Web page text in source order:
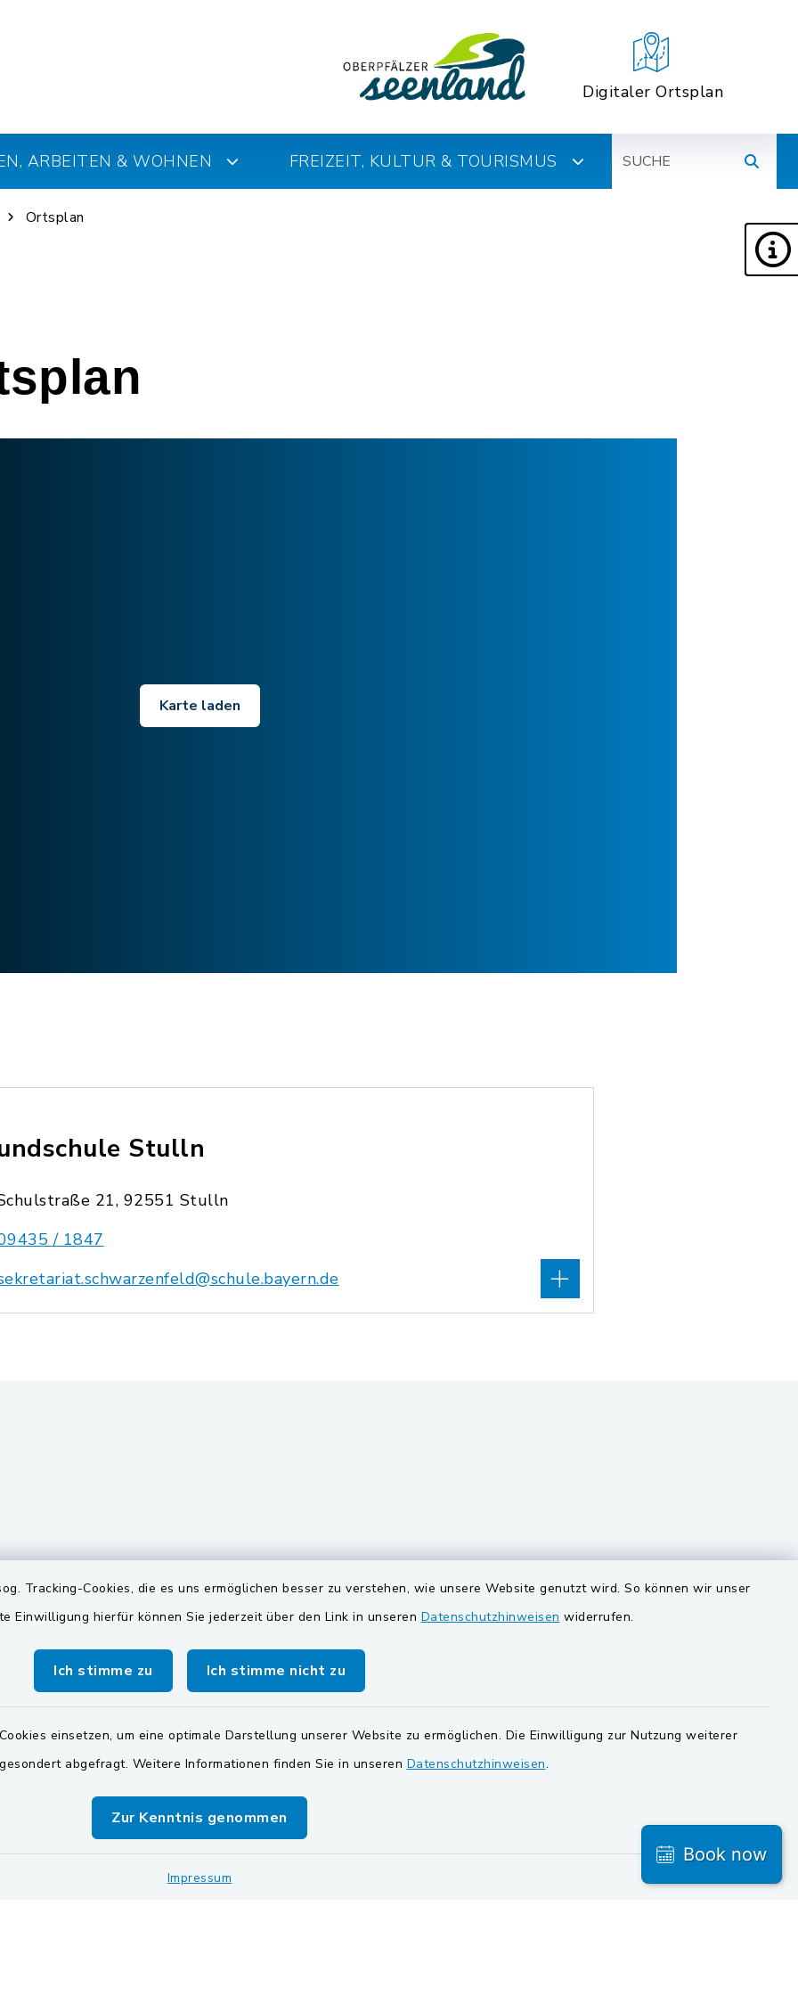
Tracking-Cookies, die es uns ermöglichen besser zu verstehen, wie unsere Website genutzt wird. So können wir unser
Einwilligung hierfür können Sie jederzeit über den Link in unseren Datenschutzhinweisen widerrufen.
Ich stimme zu Ich stimme nicht zu
einsetzen, um eine optimale Darstellung unserer Website zu ermöglichen. Die Einwilligung zur Nutzung weiterer
abgefragt. Weitere Informationen finden Sie in unseren Datenschutzhinweisen.
Zur Kenntnis genommen
Impressum
Digitaler Ortsplan
ARBEITEN & WOHNEN FREIZEIT, KULTUR & TOURISMUS
Ortsplan
Karte laden
Stulln
21, 92551 Stulln
/ 1847
Uhr
Uhr
Quicklinks
Zweckverband Wasserversorgung
Pretzabrucker Gruppe
Landkreis Schwandorf
BayernPortal
VG und Gemeinden
Verwaltungsgemeinschaft
Schwarzenfeld
Book now